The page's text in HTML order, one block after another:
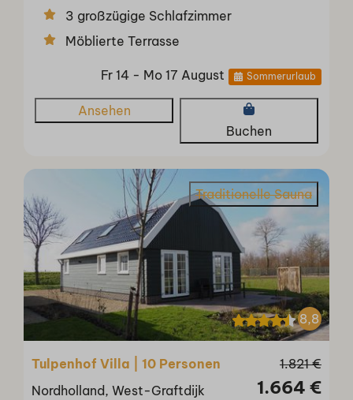
3 großzügige Schlafzimmer
Möblierte Terrasse
Fr 14 - Mo 17 August Sommerurlaub
Ansehen
Buchen
Traditionelle Sauna
8,8
1.821 €
1.664 €
Tulpenhof Villa | 10 Personen
Nordholland, West-Graftdijk